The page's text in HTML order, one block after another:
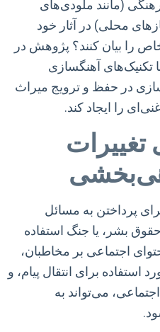
(مانند ملودی‌های
محلی) در آثار خود
را بیان کنند؟ پژوهش در
تکنیک‌های آهنگسازی
در حفظ و ترویج میراث
را ایجاد کند.
تغییرات
پرداختن به مسائل
بشر، یا جنگ استفاده
اجتماعی بر مخاطبان،
استفاده برای انتقال پیام، و
می‌تواند به